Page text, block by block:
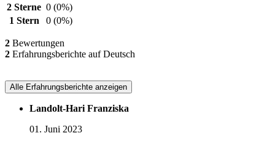
2 Sterne 0 (0%)
1 Stern
0 (0%)
2 Bewertungen
2 Erfahrungsberichte auf Deutsch
Alle Erfahrungsberichte anzeigen
Landolt-Hari Franziska
01. Juni 2023